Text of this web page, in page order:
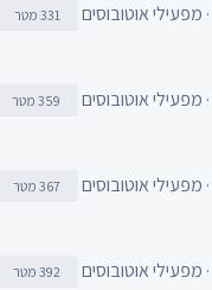
331 מטר
359 מטר
367 מטר
392 מטר